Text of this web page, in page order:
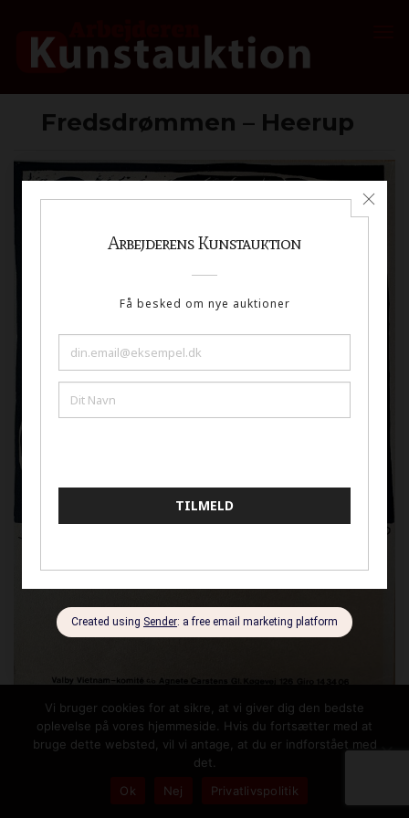
Fredsdrømmen – Heerup
Vindende bud: 350,00kr.
Vi bruger cookies for at sikre, at vi giver dig den bedste
oplevelse på vores hjemmeside. Hvis du fortsætter med at
bruge dette websted, vil vi antage, at du er indforstået med
det.
Ok
Nej Privatlivspolitik